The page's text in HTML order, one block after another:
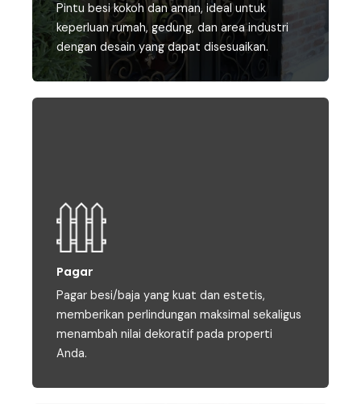
Pintu besi kokoh dan aman, ideal untuk
keperluan rumah, gedung, dan area industri
dengan desain yang dapat disesuaikan.
Pagar
Pagar besi/baja yang kuat dan estetis,
memberikan perlindungan maksimal sekaligus
menambah nilai dekoratif pada properti
Anda.